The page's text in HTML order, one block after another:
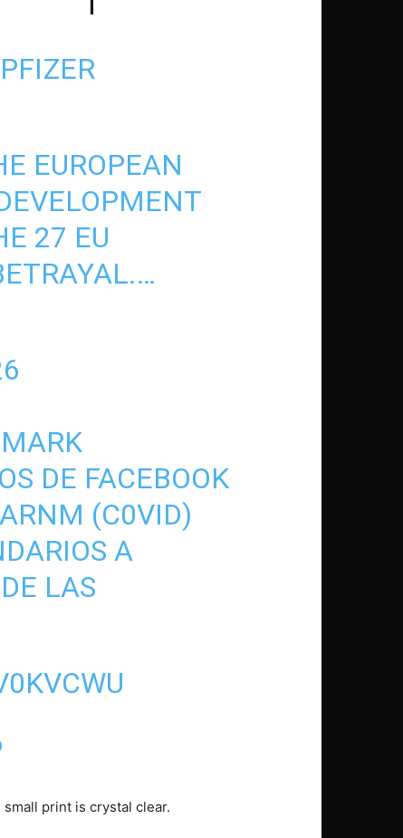
EUROPEAN
27 EU
DE FACEBOOK
(C0VID)
A
LAS
print is crystal clear.